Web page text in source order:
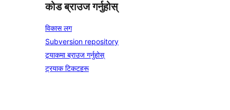
कोड ब्राउज गर्नुहोस्
विकास लग
Subversion repository
ट्र्याकमा ब्राउज गर्नुहोस्
ट्रयाक टिकटहरू